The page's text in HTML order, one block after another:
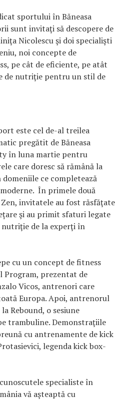
sportului în Băneasa
sunt invitaţi să descopere de
Nicolescu şi doi specialişti
noi concepte de
pe cât de eficiente, pe atât
de nutriţie pentru un stil de
este cel de-al treilea
pregătit de Băneasa
în luna martie pentru
care doresc să rămână la
ce completează
În primele două
invitatele au fost răsfăţate
şi au primit sfaturi legate
de la experţi în
cu un concept de fitness
Program, prezentat de
Vicos, antrenori care
Europa. Apoi, antrenorul
Rebound, o sesiune
trambuline. Demonstraţiile
cu antrenamente de kick
legenda kick box-
specialiste în
vă aşteaptă cu